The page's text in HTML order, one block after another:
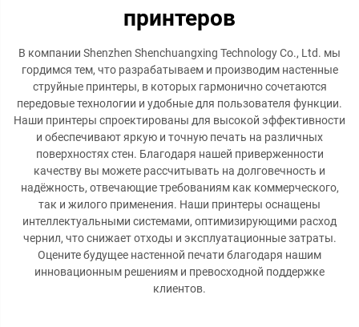
принтеров
В компании Shenzhen Shenchuangxing Technology Co., Ltd. мы
гордимся тем, что разрабатываем и производим настенные
струйные принтеры, в которых гармонично сочетаются
передовые технологии и удобные для пользователя функции.
Наши принтеры спроектированы для высокой эффективности
и обеспечивают яркую и точную печать на различных
поверхностях стен. Благодаря нашей приверженности
качеству вы можете рассчитывать на долговечность и
надёжность, отвечающие требованиям как коммерческого,
так и жилого применения. Наши принтеры оснащены
интеллектуальными системами, оптимизирующими расход
чернил, что снижает отходы и эксплуатационные затраты.
Оцените будущее настенной печати благодаря нашим
инновационным решениям и превосходной поддержке
клиентов.